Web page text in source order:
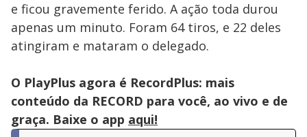
e ficou gravemente ferido. A ação toda durou
apenas um minuto. Foram 64 tiros, e 22 deles
atingiram e mataram o delegado.
O PlayPlus agora é RecordPlus: mais
conteúdo da RECORD para você, ao vivo e de
graça. Baixe o app aqui!